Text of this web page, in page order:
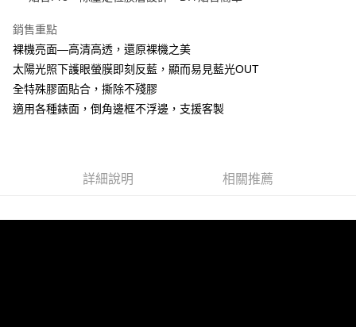
全家取貨付款
每筆NT$60，滿NT$390(含以上)免運費
7-11取貨付款
銷售重點
裸機亮面—高清高透，還原裸機之美
太陽光照下護眼螢膜即刻反藍，顯而易見藍光OUT
全特殊膠面貼合，撕除不殘膠
適用各種錶面，倒角邊框不浮邊，支援客製
詳細說明 相關推薦